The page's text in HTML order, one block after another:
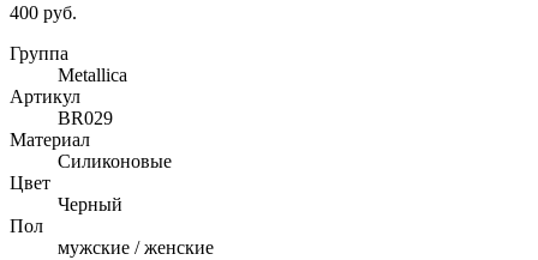
400 руб.
Группа
Metallica
Артикул
BR029
Материал
Силиконовые
Цвет
Черный
Пол
мужские / женские